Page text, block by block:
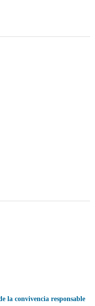
la convivencia responsable